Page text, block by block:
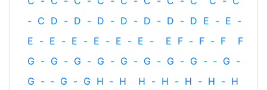
- C D - D - D - D - D - D - D E - E -
E - E - E - E - E - E - E F - F - F
F
G - G - G - G - G - G - G - G - ‐ G -
G - ‐ G - G H ‐ H H - H - H - H - H